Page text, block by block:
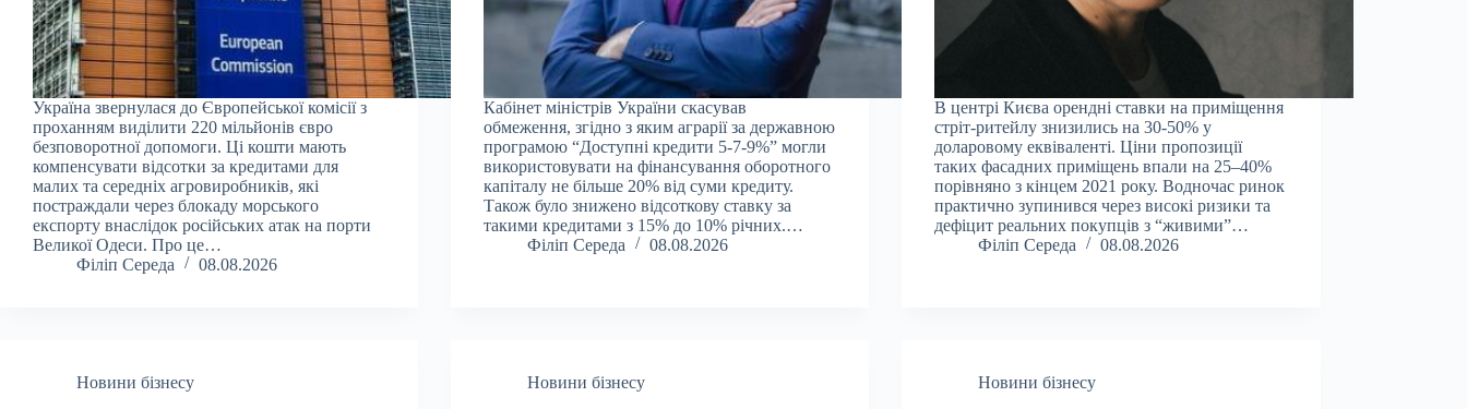
Україна звернулася до Європейської комісії з
проханням виділити 220 мільйонів євро
безповоротної допомоги. Ці кошти мають
компенсувати відсотки за кредитами для
малих та середніх агровиробників, які
постраждали через блокаду морського
експорту внаслідок російських атак на порти
Великої Одеси. Про це…
Філіп Середа
08.08.2026
Кабінет міністрів України скасував
обмеження, згідно з яким аграрії за державною
програмою “Доступні кредити 5-7-9%” могли
використовувати на фінансування оборотного
капіталу не більше 20% від суми кредиту.
Також було знижено відсоткову ставку за
такими кредитами з 15% до 10% річних.…
Філіп Середа
08.08.2026
В центрі Києва орендні ставки на приміщення
стріт-ритейлу знизились на 30-50% у
доларовому еквіваленті. Ціни пропозиції
таких фасадних приміщень впали на 25–40%
порівняно з кінцем 2021 року. Водночас ринок
практично зупинився через високі ризики та
дефіцит реальних покупців з “живими”…
Філіп Середа
08.08.2026
Новини бізнесу Новини бізнесу Новини бізнесу